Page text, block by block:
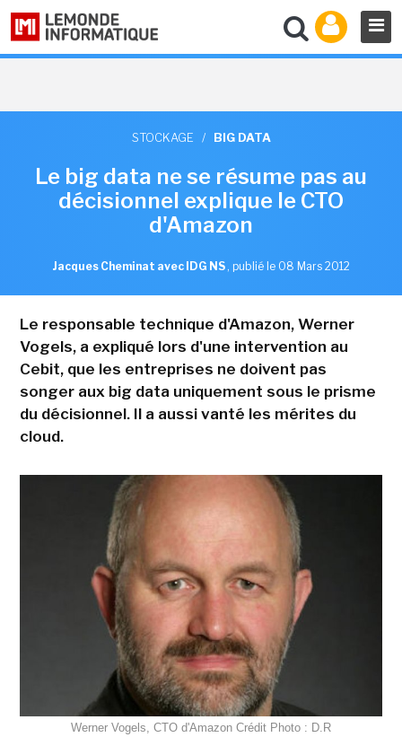
STOCKAGE / BIG DATA
Le big data ne se résume pas au
décisionnel explique le CTO
d'Amazon
Jacques Cheminat avec IDG NS , publié le 08 Mars 2012
Le responsable technique d'Amazon, Werner
Vogels, a expliqué lors d'une intervention au
Cebit, que les entreprises ne doivent pas
songer aux big data uniquement sous le prisme
du décisionnel. Il a aussi vanté les mérites du
cloud.
Werner Vogels, CTO d'Amazon Crédit Photo : D.R